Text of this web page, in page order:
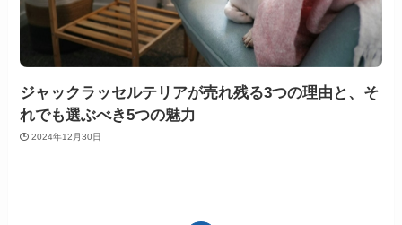
ジャックラッセルテリアが売れ残る3つの理由と、そ
れでも選ぶべき5つの魅力
2024年12月30日